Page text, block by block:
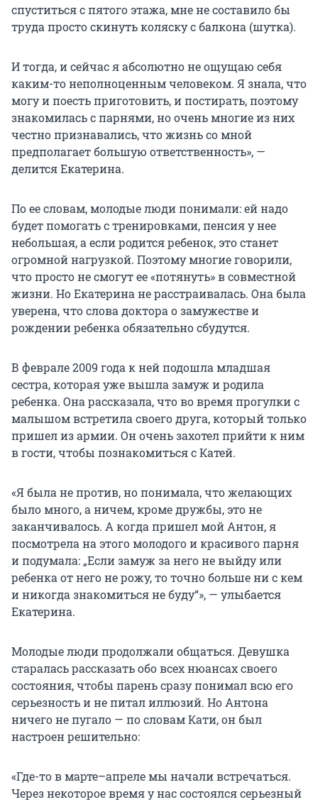
спуститься с пятого этажа, мне не составило бы
труда просто скинуть коляску с балкона (шутка).
И тогда, и сейчас я абсолютно не ощущаю себя
каким-то неполноценным человеком. Я знала, что
могу и поесть приготовить, и постирать, поэтому
знакомилась с парнями, но очень многие из них
честно признавались, что жизнь со мной
предполагает большую ответственность», —
делится Екатерина.
По ее словам, молодые люди понимали: ей надо
будет помогать с тренировками, пенсия у нее
небольшая, а если родится ребенок, это станет
огромной нагрузкой. Поэтому многие говорили,
что просто не смогут ее «потянуть» в совместной
жизни. Но Екатерина не расстраивалась. Она была
уверена, что слова доктора о замужестве и
рождении ребенка обязательно сбудутся.
В феврале 2009 года к ней подошла младшая
сестра, которая уже вышла замуж и родила
ребенка. Она рассказала, что во время прогулки с
малышом встретила своего друга, который только
пришел из армии. Он очень захотел прийти к ним
в гости, чтобы познакомиться с Катей.
«Я была не против, но понимала, что желающих
было много, а ничем, кроме дружбы, это не
заканчивалось. А когда пришел мой Антон, я
посмотрела на этого молодого и красивого парня
и подумала: „Если замуж за него не выйду или
ребенка от него не рожу, то точно больше ни с кем
и никогда знакомиться не буду“», — улыбается
Екатерина.
Молодые люди продолжали общаться. Девушка
старалась рассказать обо всех нюансах своего
состояния, чтобы парень сразу понимал всю его
серьезность и не питал иллюзий. Но Антона
ничего не пугало — по словам Кати, он был
настроен решительно:
«Где-то в марте–апреле мы начали встречаться.
Через некоторое время у нас состоялся серьезный